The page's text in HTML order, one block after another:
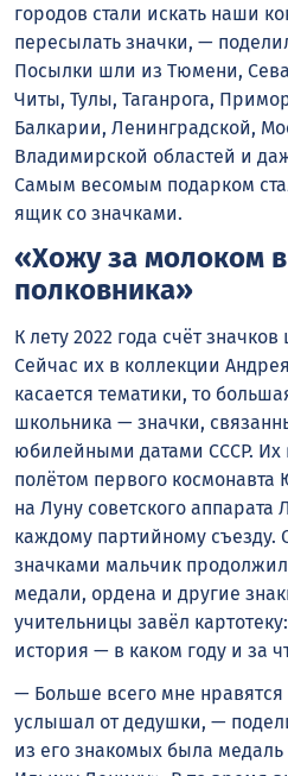
городов стали искать наши
пересылать значки, —
Посылки шли из Тюмени,
Читы, Тулы, Таганрога,
Балкарии, Ленинградской,
Владимирской областей и
Самым весомым подарком
ящик со значками.
«Хожу за молоком
полковника»
К лету 2022 года счёт
Сейчас их в коллекции
касается тематики, то
школьника — значки,
юбилейными датами СССР. Их
полётом первого
на Луну советского аппарата
каждому партийному съезду.
значками мальчик
медали, ордена и другие
учительницы завёл
история — в каком году и за
— Больше всего мне
услышал от дедушки, —
из его знакомых была